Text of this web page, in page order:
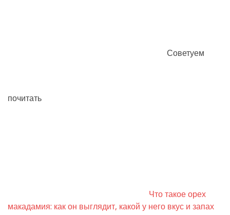
Советуем
почитать
Что такое орех
макадамия: как он выглядит, какой у него вкус и запах